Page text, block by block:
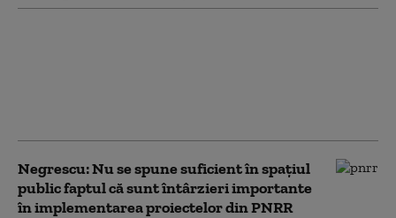
Negrescu: Nu se spune suficient în spaţiul
public faptul că sunt întârzieri importante
în implementarea proiectelor din PNRR